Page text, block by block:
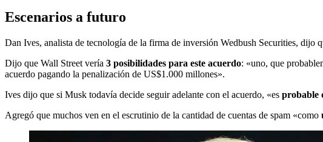
Escenarios a futuro
Dan Ives, analista de tecnología de la firma de inversión Wedbush Securities,
Dijo que Wall Street vería 3 posibilidades para este acuerdo: «uno, que
acuerdo pagando la penalización de US$1.000 millones».
Ives dijo que si Musk todavía decide seguir adelante con el acuerdo, «es probable
Agregó que muchos ven en el escrutinio de la cantidad de cuentas de spam «como